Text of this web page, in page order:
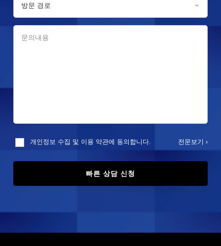
개인정보 수집 및 이용 약관에 동의합니다. 전문보기 ›